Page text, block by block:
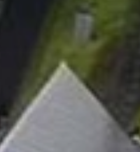
STORE
du
af